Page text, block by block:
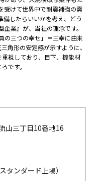
受けて世界中で耐震補強の需
備したらいいかを考え、どう
業』が、当社の理念です。
の三つの幸せ」＝三幸に由来
角形の安定感が示すように、
視しており、目下、機能材
です。
山三丁目10番地16
タンダード上場）